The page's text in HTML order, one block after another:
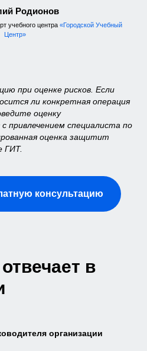
Родионов
учебного центра «Городской Учебный
Центр»
при оценке рисков. Если
ли конкретная операция
оценку
привлечением специалиста по
оценка защитит
ГИТ.
консультацию
в
организации